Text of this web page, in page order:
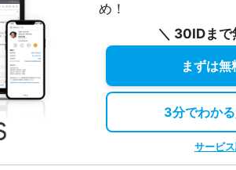
め！
＼ 30IDまで
まずは
3分でわか
サービ